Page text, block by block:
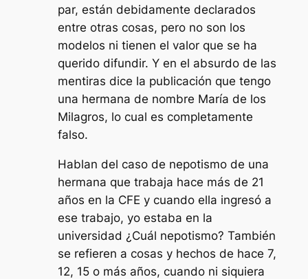
par, están debidamente declarados
entre otras cosas, pero no son los
modelos ni tienen el valor que se ha
querido difundir. Y en el absurdo de las
mentiras dice la publicación que tengo
una hermana de nombre María de los
Milagros, lo cual es completamente
falso.
Hablan del caso de nepotismo de una
hermana que trabaja hace más de 21
años en la CFE y cuando ella ingresó a
ese trabajo, yo estaba en la
universidad ¿Cuál nepotismo? También
se refieren a cosas y hechos de hace 7,
12, 15 o más años, cuando ni siquiera